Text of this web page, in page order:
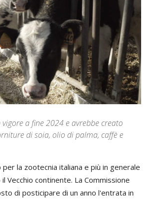
a fine 2024 e avrebbe creato
di soia, olio di palma, caffè e
la zootecnia italiana e più in generale
Vecchio continente. La Commissione
di posticipare di un anno l'entrata in